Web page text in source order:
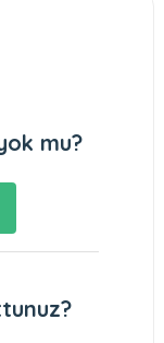
mu?